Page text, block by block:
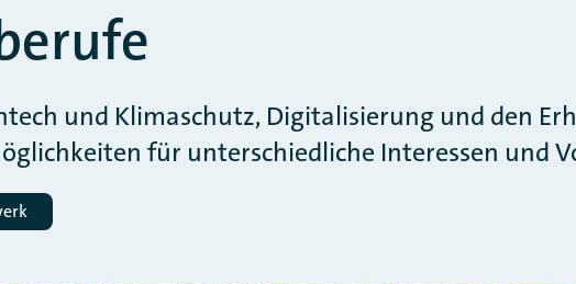
und Klimaschutz, Digitalisierung und den
für unterschiedliche Interessen und